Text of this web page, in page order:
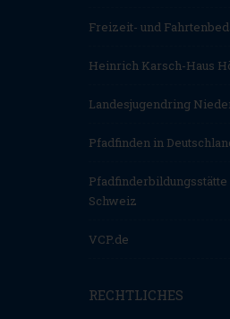
Freizeit- und
Heinrich Karsch-Haus
Landesjugendring
Pfadfinden in
Pfadfinderbildungsstätte
Schweiz
VCP.de
RECHTLICHES